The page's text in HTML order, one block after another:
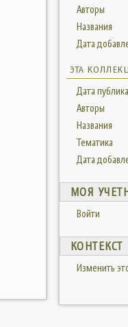
Авторы
Названия
Дата
ЭТА
Дата
Авторы
Названия
Тематика
Дата
МОЯ
Войти
КОНТЕКСТ
Изменить